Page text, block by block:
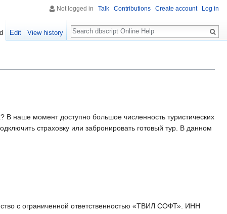
наше момент доступно большое численность туристических
страховку или забронировать готовый тур. В данном
с ограниченной ответственностью «ТВИЛ СОФТ». ИНН
Not logged in Talk Contributions Create account Log in
Edit View history
Search